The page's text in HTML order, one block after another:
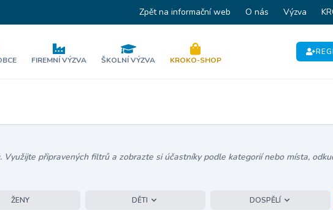
Zpět na informační web O nás Výzva
FIREMNÍ VÝZVA ŠKOLNÍ VÝZVA KROKO-SHOP
připravených filtrů a zobrazte si účastníky podle kategorií nebo místa,
ŽENY DĚTI DOSPĚLÍ